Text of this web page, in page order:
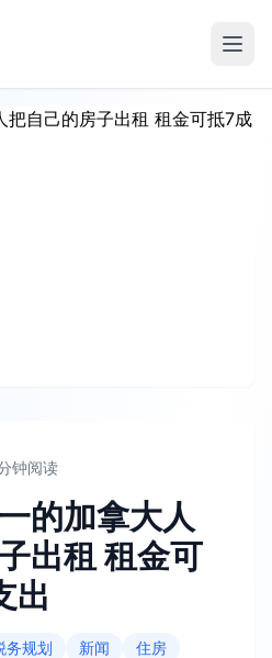
钟阅读
的加拿大人
出租 租金可
出
务规划 新闻 住房